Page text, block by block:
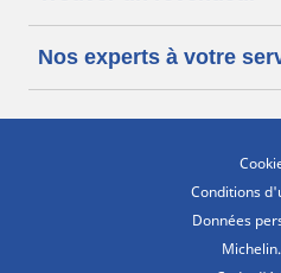
Nos experts à votre
Conditions
Données